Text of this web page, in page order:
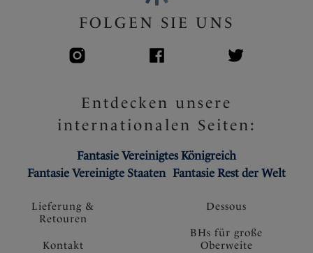
Lieferung &
Retouren
Kontakt
FOLGEN SIE UNS
Entdecken unsere
internationalen Seiten:
Fantasie Vereinigtes Königreich
Fantasie Vereinigte Staaten Fantasie Rest der Welt
Dessous
BHs für große
Oberweite